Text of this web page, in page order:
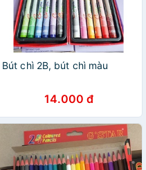
Bút chì 2B, bút chì màu
14.000 đ